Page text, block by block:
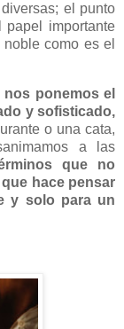
el punto
importante
como es el
ponemos el
y sofisticado,
o una cata,
a las
que no
hace pensar
y solo para un